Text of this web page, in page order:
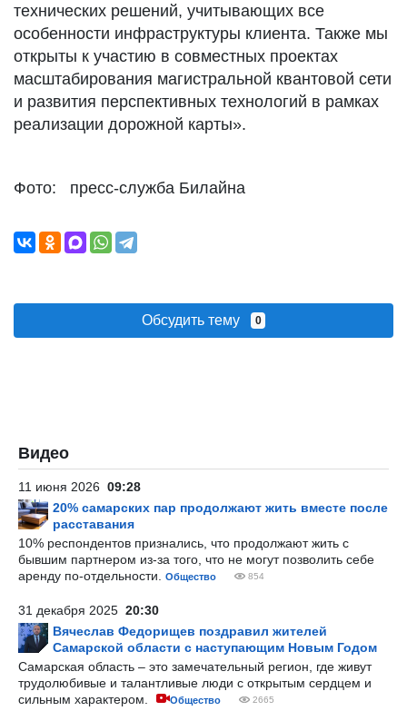
технических решений, учитывающих все
особенности инфраструктуры клиента. Также мы
открыты к участию в совместных проектах
масштабирования магистральной квантовой сети
и развития перспективных технологий в рамках
реализации дорожной карты».
Фото: пресс-служба Билайна
Обсудить тему 0
Видео
11 июня 2026 09:28
20% самарских пар продолжают жить вместе после
расставания
10% респондентов признались, что продолжают жить с
бывшим партнером из-за того, что не могут позволить себе
аренду по-отдельности.
Общество 854
31 декабря 2025 20:30
Вячеслав Федорищев поздравил жителей
Самарской области с наступающим Новым Годом
Самарская область – это замечательный регион, где живут
трудолюбивые и талантливые люди с открытым сердцем и
сильным характером.
Общество 2665